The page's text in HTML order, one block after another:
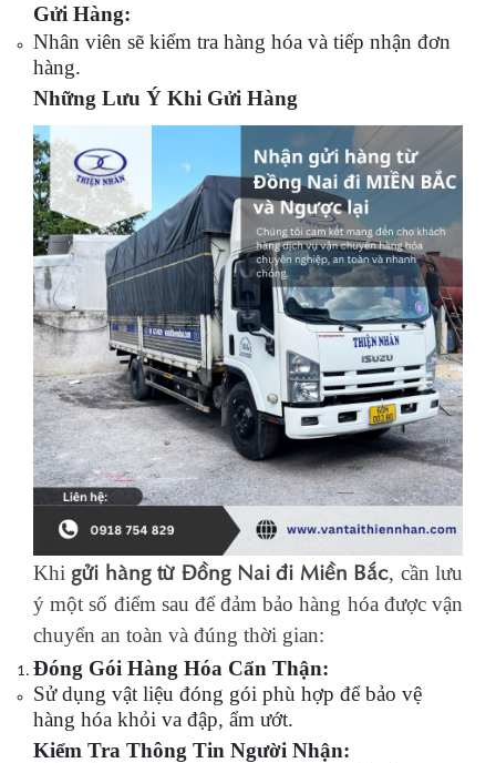
Gửi Hàng:
Nhân viên sẽ kiểm tra hàng hóa và tiếp nhận đơn
hàng.
Những Lưu Ý Khi Gửi Hàng
Khi gửi hàng từ Đồng Nai đi Miền Bắc, cần lưu
ý một số điểm sau để đảm bảo hàng hóa được vận
chuyển an toàn và đúng thời gian:
Đóng Gói Hàng Hóa Cẩn Thận:
Sử dụng vật liệu đóng gói phù hợp để bảo vệ
hàng hóa khỏi va đập, ẩm ướt.
Kiểm Tra Thông Tin Người Nhận: